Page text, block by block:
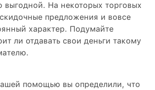
выгодной. На некоторых торговых
предложения и вовсе
характер. Подумайте
ли отдавать свои деньги такому
помощью вы определили, что